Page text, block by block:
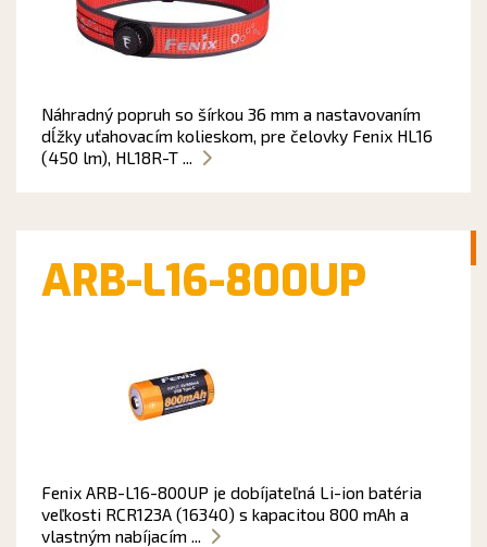
Náhradný popruh so šírkou 36 mm a nastavovaním
dĺžky uťahovacím kolieskom, pre čelovky Fenix HL16
(450 lm), HL18R-T ...
ARB-L16-800UP
Fenix ARB-L16-800UP je dobíjateľná Li-ion batéria
veľkosti RCR123A (16340) s kapacitou 800 mAh a
vlastným nabíjacím ...